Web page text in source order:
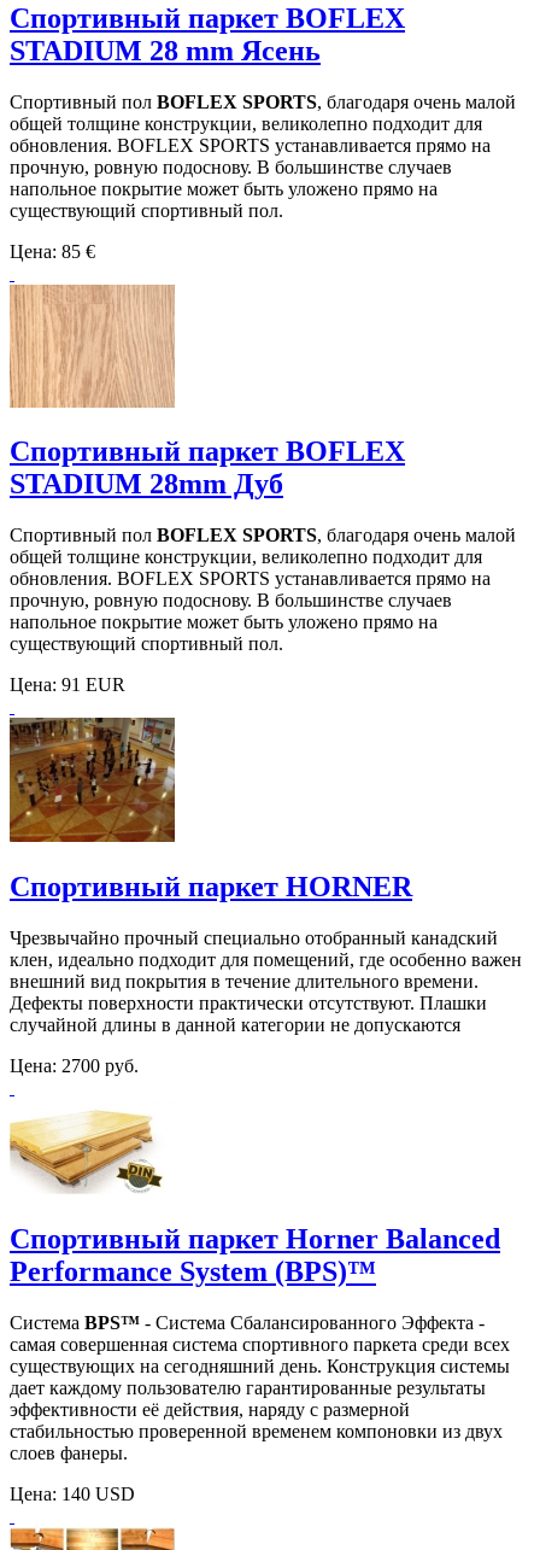
Спортивный паркет BOFLEX
STADIUM 28 mm Ясень
Спортивный пол BOFLEX SPORTS, благодаря очень малой
общей толщине конструкции, великолепно подходит для
обновления. BOFLEX SPORTS устанавливается прямо на
прочную, ровную подоснову. В большинстве случаев
напольное покрытие может быть уложено прямо на
существующий спортивный пол.
Цена: 85 €
Спортивный паркет BOFLEX
STADIUM 28mm Дуб
Спортивный пол BOFLEX SPORTS, благодаря очень малой
общей толщине конструкции, великолепно подходит для
обновления. BOFLEX SPORTS устанавливается прямо на
прочную, ровную подоснову. В большинстве случаев
напольное покрытие может быть уложено прямо на
существующий спортивный пол.
Цена: 91 EUR
Спортивный паркет HORNER
Чрезвычайно прочный специально отобранный канадский
клен, идеально подходит для помещений, где особенно важен
внешний вид покрытия в течение длительного времени.
Дефекты поверхности практически отсутствуют. Плашки
случайной длины в данной категории не допускаются
Цена: 2700 руб.
Спортивный паркет Horner Balanced
Performance System (BPS)™
Система BPS™ - Система Сбалансированного Эффекта -
самая совершенная система спортивного паркета среди всех
существующих на сегодняшний день. Конструкция системы
дает каждому пользователю гарантированные результаты
эффективности её действия, наряду с размерной
стабильностью проверенной временем компоновки из двух
слоев фанеры.
Цена: 140 USD